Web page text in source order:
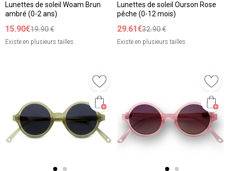
Lunettes de soleil Woam Brun
ambré (0-2 ans)
15.90€19.90 €
Existe en plusieurs tailles
Lunettes de soleil Ourson Rose
pêche (0-12 mois)
29.61€32.90 €
Existe en plusieurs tailles